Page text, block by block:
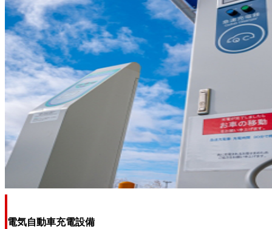
電気自動車充電設備